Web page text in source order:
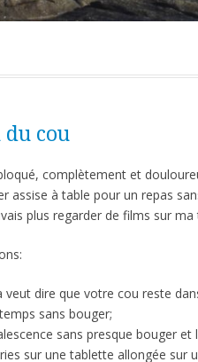
cou
complètement et
assise à table pour un repas
plus regarder de films sur ma
veut dire que votre cou reste
sans bouger;
sans presque bouger et
sur une tablette allongée sur